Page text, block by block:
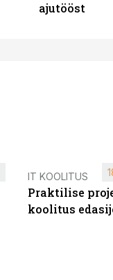
ajutööst
IT KOOLITUS
Praktilise
koolitus